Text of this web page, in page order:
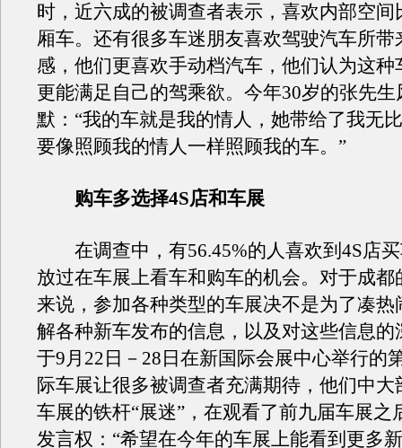
时，近六成的被调查者表示，喜欢内部空间
厢车。还有很多车迷朋友喜欢驾驶汽车所带
感，他们更喜欢手动档汽车，他们认为这种
更能满足自己的驾乘欲。今年30岁的张先生
默：“我的车就是我的情人，她带给了我无
要像照顾我的情人一样照顾我的车。”
购车多选择4S店和车展
在调查中，有56.45%的人喜欢到4S店买
放过在车展上看车和购车的机会。对于成都
来说，参加各种类型的车展决不是为了凑热
解各种新车发布的信息，以及对这些信息的
于9月22日－28日在新国际会展中心举行的
际车展让很多被调查者充满期待，他们中大
车展的铁杆“展迷”，在观看了前九届车展之
发言权：“希望在今年的车展上能看到更多